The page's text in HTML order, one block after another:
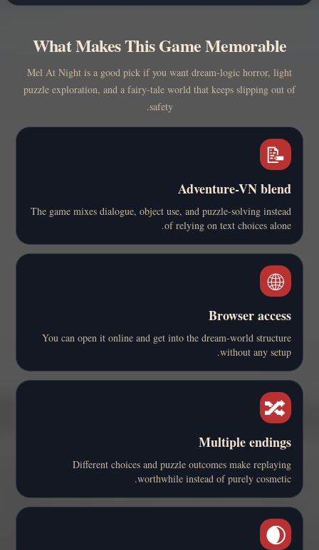
What Makes This Game Memorable
Mel At Night is a good pick if you want dream-logic horror, light
puzzle exploration, and a fairy-tale world that keeps slipping out of
safety.
📝
Adventure-VN blend
The game mixes dialogue, object use, and puzzle-solving instead
of relying on text choices alone.
🌐
Browser access
You can open it online and get into the dream-world structure
without any setup.
🔀
Multiple endings
Different choices and puzzle outcomes make replaying
worthwhile instead of purely cosmetic.
🌒